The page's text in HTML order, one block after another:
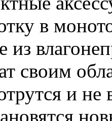
в
своим
и